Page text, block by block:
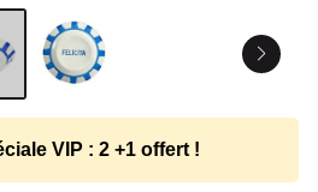
VIP : 2 +1 offert !